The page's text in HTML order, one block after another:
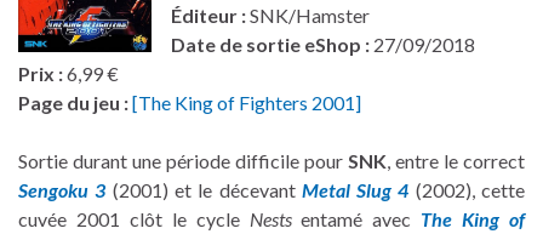
Éditeur :SNK/Hamster
Date de sortie eShop : 27/09/2018
Prix :6,99 €
Page du jeu :[The King of Fighters 2001]
Sortie durant une période difficile pour SNK, entre le correct
Sengoku 3 (2001) et le décevant Metal Slug 4 (2002), cette
cuvée 2001 clôt le cycle Nestsentamé avec The King of